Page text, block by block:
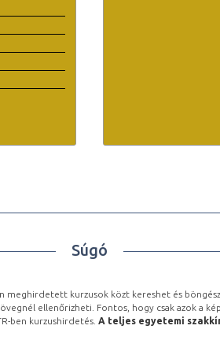
Súgó
meghirdetett kurzusok közt kereshet és
ellenőrizheti. Fontos, hogy csak azok a
ben kurzushirdetés. A teljes egyetemi